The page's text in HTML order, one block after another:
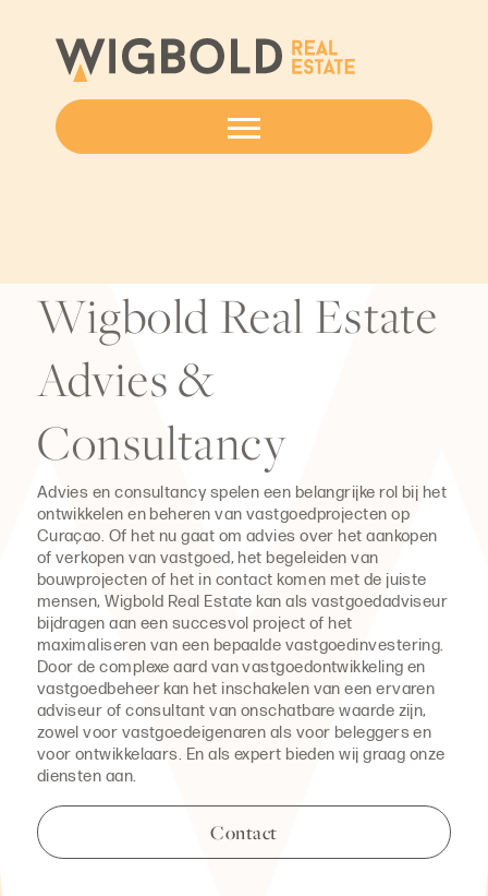
Wigbold Real Estate
Advies &
Consultancy
Advies en consultancy spelen een belangrijke rol bij het
ontwikkelen en beheren van vastgoedprojecten op
Curaçao. Of het nu gaat om advies over het aankopen
of verkopen van vastgoed, het begeleiden van
bouwprojecten of het in contact komen met de juiste
mensen, Wigbold Real Estate kan als vastgoedadviseur
bijdragen aan een succesvol project of het
maximaliseren van een bepaalde vastgoedinvestering.
Door de complexe aard van vastgoedontwikkeling en
vastgoedbeheer kan het inschakelen van een ervaren
adviseur of consultant van onschatbare waarde zijn,
zowel voor vastgoedeigenaren als voor beleggers en
voor ontwikkelaars. En als expert bieden wij graag onze
diensten aan.
Contact